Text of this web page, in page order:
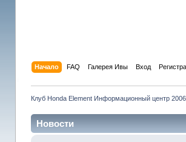
Начало FAQ Галерея Ивы Вход
Клуб Honda Element Информационный центр
Новости